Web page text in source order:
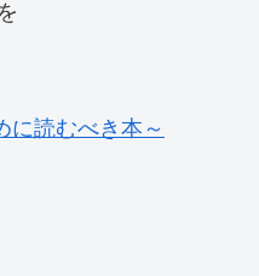
に読むべき本～